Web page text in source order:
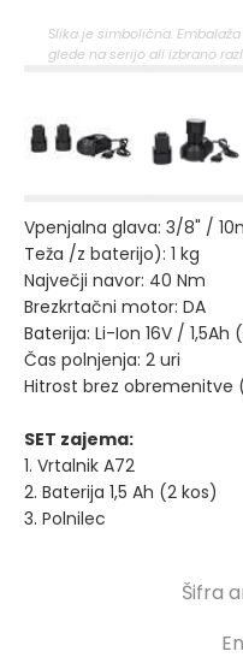
Slika je simbolična.
glede na serijo ali izbrano
Vpenjalna glava: 3/8" /
Teža /z baterijo): 1 kg
Največji navor: 40 Nm
Brezkrtačni motor: DA
Baterija: Li-Ion 16V / 1,5Ah
Čas polnjenja: 2 uri
Hitrost brez
SET zajema:
1. Vrtalnik A72
2. Baterija 1,5 Ah (2 kos)
3. Polnilec
Šifra